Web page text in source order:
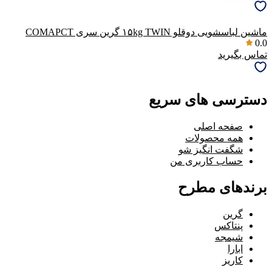
ماشین لباسشویی دوقلو ۱۵kg TWIN گرین سری COMAPCT
0.0
تماس بگیرید
دسترسی های سریع
صفحه اصلی
همه محصولات
شگفت انگیز شو
حساب کاربری من
برندهای مطرح
گرین
پنتاکس
شیمجه
ابارا
کاریز